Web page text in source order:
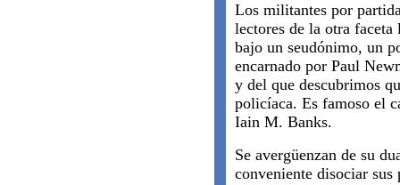
Los militantes por
lectores de la otra
bajo un seudónimo, un
encarnado por Paul
y del que descubrimos
policíaca. Es famoso el
Iain M. Banks.
Se avergüenzan de su
conveniente disociar sus